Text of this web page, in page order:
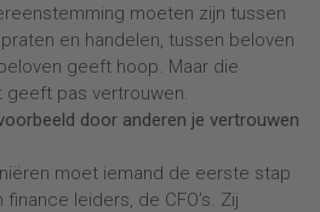
moeten zijn tussen
en handelen, tussen beloven
geeft hoop. Maar die
pas vertrouwen.
door anderen je vertrouwen
moet iemand de eerste stap
leiders, de CFO’s. Zij